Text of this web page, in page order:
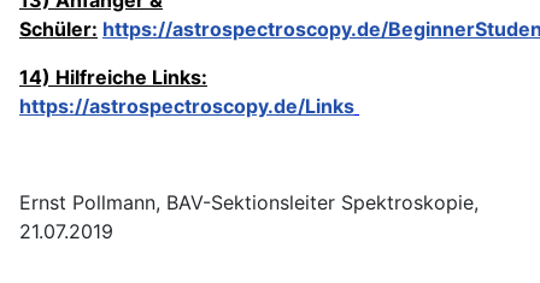
Schüler: https://astrospectroscopy.de/
14) Hilfreiche Links:
https://astrospectroscopy.de/Links
Ernst Pollmann, BAV-Sektionsleiter Spektroskopie,
21.07.2019